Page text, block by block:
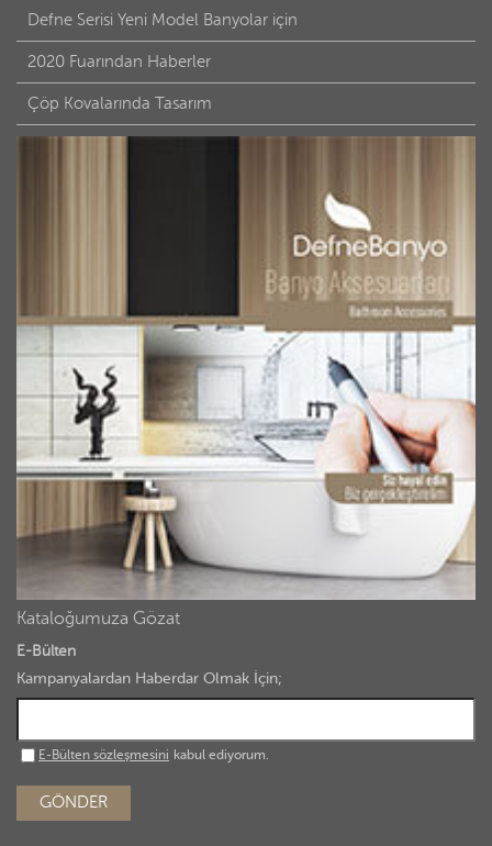
Defne Serisi Yeni Model Banyolar için
2020 Fuarından Haberler
Çöp Kovalarında Tasarım
Kataloğumuza Gözat
E-Bülten
Kampanyalardan Haberdar Olmak İçin;
E-Bülten sözleşmesini kabul ediyorum.
GÖNDER